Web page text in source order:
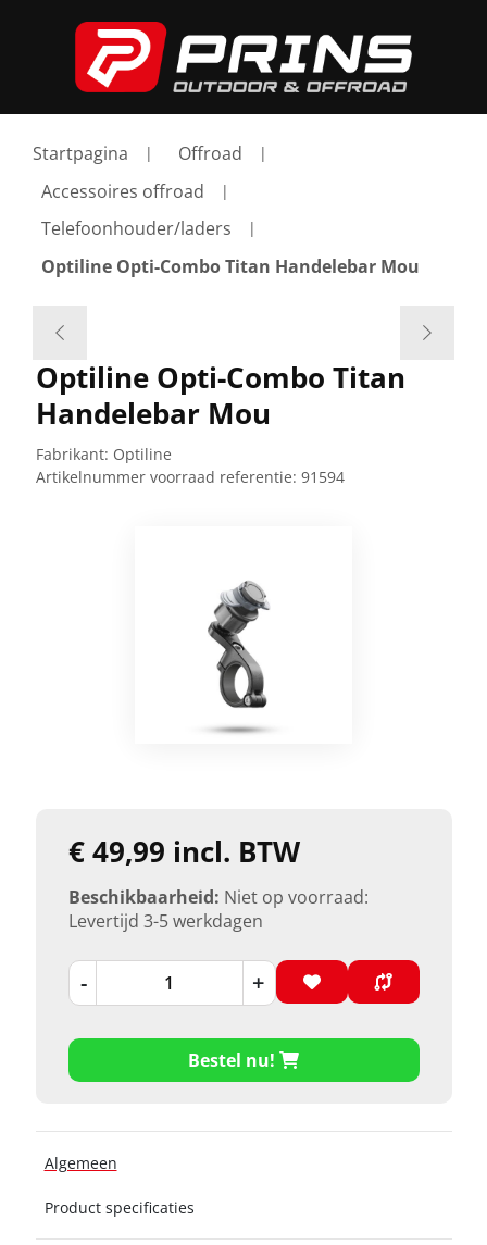
Startpagina
Offroad
Accessoires offroad
Telefoonhouder/laders
Optiline Opti-Combo Titan Handelebar Mou
Optiline Opti-Combo Titan
Handelebar Mou
Fabrikant: Optiline
Artikelnummer voorraad referentie: 91594
€ 49,99 incl. BTW
Beschikbaarheid: Niet op voorraad:
Levertijd 3-5 werkdagen
- +
Bestel nu!
Algemeen
Product specificaties